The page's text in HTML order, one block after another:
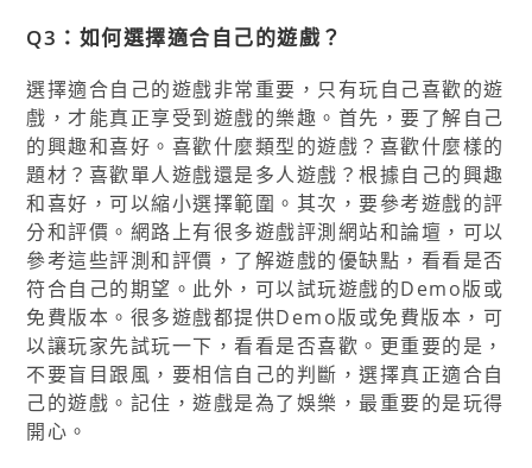
Q3：如何選擇適合自己的遊戲？
選擇適合自己的遊戲非常重要，只有玩自己喜歡的遊
戲，才能真正享受到遊戲的樂趣。首先，要了解自己
的興趣和喜好。喜歡什麼類型的遊戲？喜歡什麼樣的
題材？喜歡單人遊戲還是多人遊戲？根據自己的興趣
和喜好，可以縮小選擇範圍。其次，要參考遊戲的評
分和評價。網路上有很多遊戲評測網站和論壇，可以
參考這些評測和評價，了解遊戲的優缺點，看看是否
符合自己的期望。此外，可以試玩遊戲的Demo版或
免費版本。很多遊戲都提供Demo版或免費版本，可
以讓玩家先試玩一下，看看是否喜歡。更重要的是，
不要盲目跟風，要相信自己的判斷，選擇真正適合自
己的遊戲。記住，遊戲是為了娛樂，最重要的是玩得
開心。